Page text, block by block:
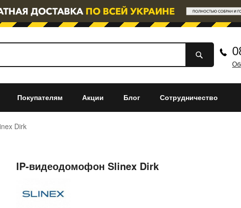
Покупателям Акции Блог Сотрудничество
Dirk
IP-видеодомофон Slinex Dirk